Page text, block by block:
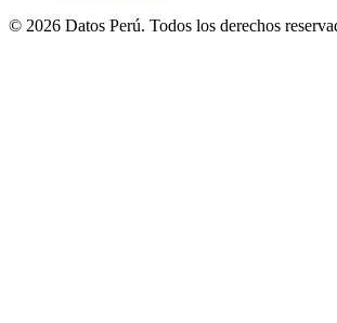
© 2026 Datos Perú. Todos los derechos